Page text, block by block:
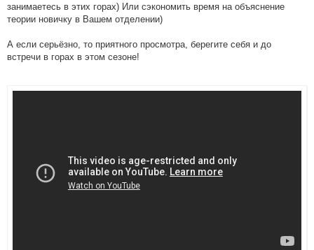
занимаетесь в этих горах) Или сэкономить время на объяснение
теории новичку в Вашем отделении)
А если серьёзно, то приятного просмотра, берегите себя и до
встречи в горах в этом сезоне!